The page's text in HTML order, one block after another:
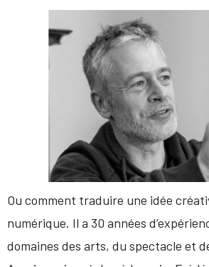
Ou comment traduire une idée
numérique. Il a 30 années
domaines des arts, du spectacle et